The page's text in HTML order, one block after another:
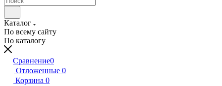
Каталог
По всему сайту
По каталогу
Сравнение0
Отложенные 0
Корзина 0